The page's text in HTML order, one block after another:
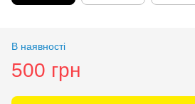
В наявності
500 грн